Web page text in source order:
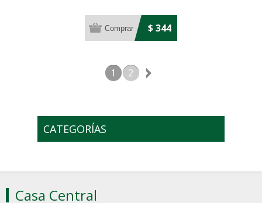
$ 344
1 2
CATEGORÍAS
Casa Central